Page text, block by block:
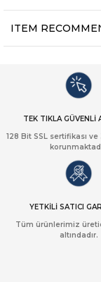
ITEM
TEK TIKLA GÜVENLİ
128 Bit SSL sertifikası
YETKİLİ SATICI
Tüm ürünlerimiz
altındadır.